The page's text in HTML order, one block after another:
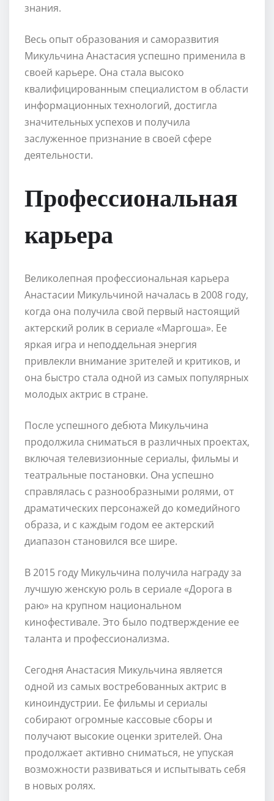
знания.
Весь опыт образования и саморазвития
Микульчина Анастасия успешно применила в
своей карьере. Она стала высоко
квалифицированным специалистом в области
информационных технологий, достигла
значительных успехов и получила
заслуженное признание в своей сфере
деятельности.
Профессиональная
карьера
Великолепная профессиональная карьера
Анастасии Микульчиной началась в 2008 году,
когда она получила свой первый настоящий
актерский ролик в сериале «Маргоша». Ее
яркая игра и неподдельная энергия
привлекли внимание зрителей и критиков, и
она быстро стала одной из самых популярных
молодых актрис в стране.
После успешного дебюта Микульчина
продолжила сниматься в различных проектах,
включая телевизионные сериалы, фильмы и
театральные постановки. Она успешно
справлялась с разнообразными ролями, от
драматических персонажей до комедийного
образа, и с каждым годом ее актерский
диапазон становился все шире.
В 2015 году Микульчина получила награду за
лучшую женскую роль в сериале «Дорога в
раю» на крупном национальном
кинофестивале. Это было подтверждение ее
таланта и профессионализма.
Сегодня Анастасия Микульчина является
одной из самых востребованных актрис в
киноиндустрии. Ее фильмы и сериалы
собирают огромные кассовые сборы и
получают высокие оценки зрителей. Она
продолжает активно сниматься, не упуская
возможности развиваться и испытывать себя
в новых ролях.